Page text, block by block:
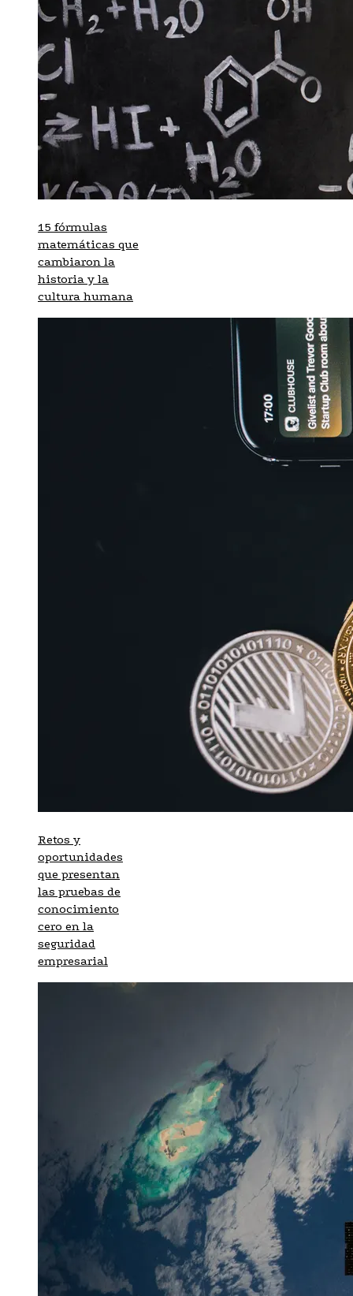
15 fórmulas
matemáticas que
cambiaron la
historia y la
cultura humana
Retos y
oportunidades
que presentan
las pruebas de
conocimiento
cero en la
seguridad
empresarial